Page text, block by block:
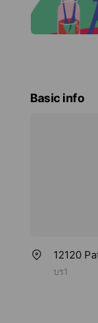
Basic info
12120
บร1